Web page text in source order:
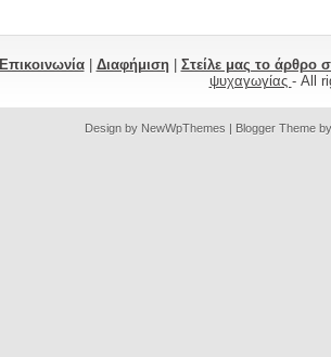
Επικοινωνία| Διαφήμιση| Στείλε μας το άρθρο
ψυχαγωγίας - All
Design by NewWpThemes | Blogger Theme